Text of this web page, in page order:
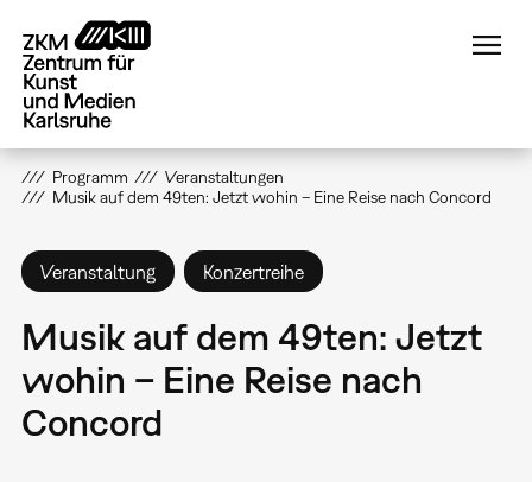
zum
Inhalt
Programm
Veranstaltungen
Musik auf dem 49ten: Jetzt wohin – Eine Reise nach Concord
Veranstaltung Konzertreihe
Musik auf dem 49ten: Jetzt
wohin – Eine Reise nach
Concord